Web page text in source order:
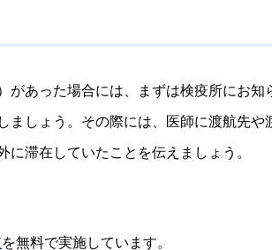
あった場合には、まずは検疫所にお知
しょう。その際には、医師に渡航先や
滞在していたことを伝えましょう。
を無料で実施しています。